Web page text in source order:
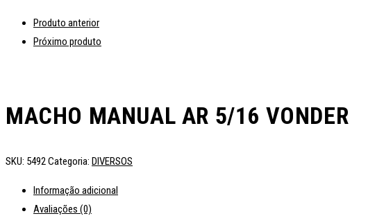
Produto anterior
Próximo produto
MACHO MANUAL AR 5/16 VONDER
SKU: 5492 Categoria: DIVERSOS
Informação adicional
Avaliações (0)